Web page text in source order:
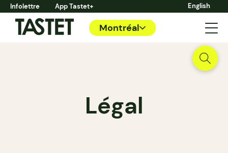
Infolettre App Tastet+ English
Montréal
Légal